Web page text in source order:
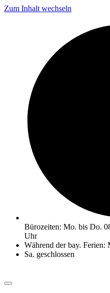
Zum Inhalt wechseln
Bürozeiten: Mo. bis Do.
Uhr
Während der bay.
Sa. geschlossen